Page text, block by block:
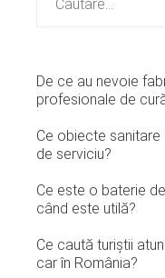
De ce au nevoie
profesionale de
Ce obiecte
de serviciu?
Ce este o baterie
când este utilă?
Ce caută turiștii
car în România?